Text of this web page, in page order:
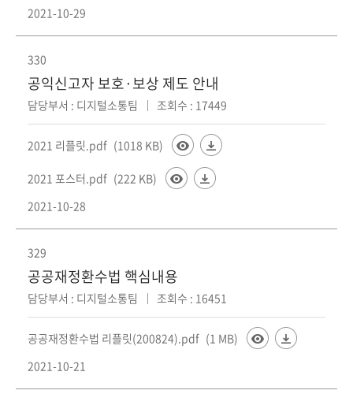
2021-10-29
330
공익신고자 보호·보상 제도 안내
담당부서 : 디지털소통팀 조회수 : 17449
2021 리플릿.pdf (1018 KB)
2021 포스터.pdf (222 KB)
2021-10-28
329
공공재정환수법 핵심내용
담당부서 : 디지털소통팀 조회수 : 16451
공공재정환수법 리플릿(200824).pdf (1 MB)
2021-10-21